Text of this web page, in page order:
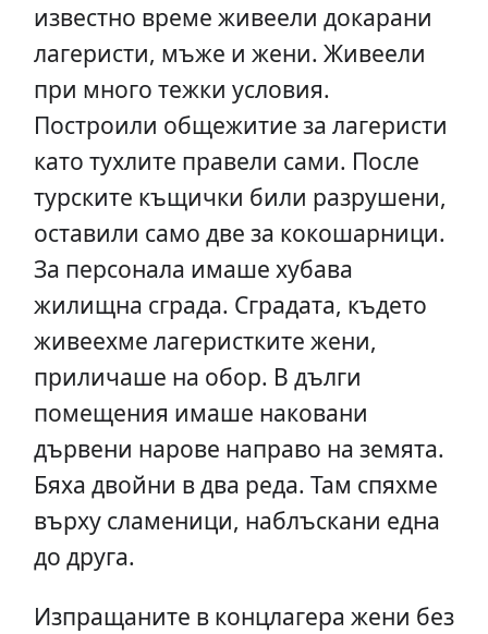
известно време живеели докарани
лагеристи, мъже и жени. Живеели
при много тежки условия.
Построили общежитие за лагеристи
като тухлите правели сами. После
турските къщички били разрушени,
оставили само две за кокошарници.
За персонала имаше хубава
жилищна сграда. Сградата, където
живеехме лагеристките жени,
приличаше на обор. В дълги
помещения имаше наковани
дървени нарове направо на земята.
Бяха двойни в два реда. Там спяхме
върху сламеници, наблъскани една
до друга.
Изпращаните в концлагера жени без